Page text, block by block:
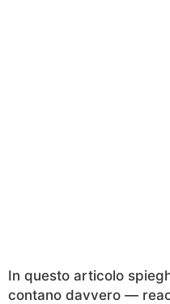
In questo articolo
contano davvero —